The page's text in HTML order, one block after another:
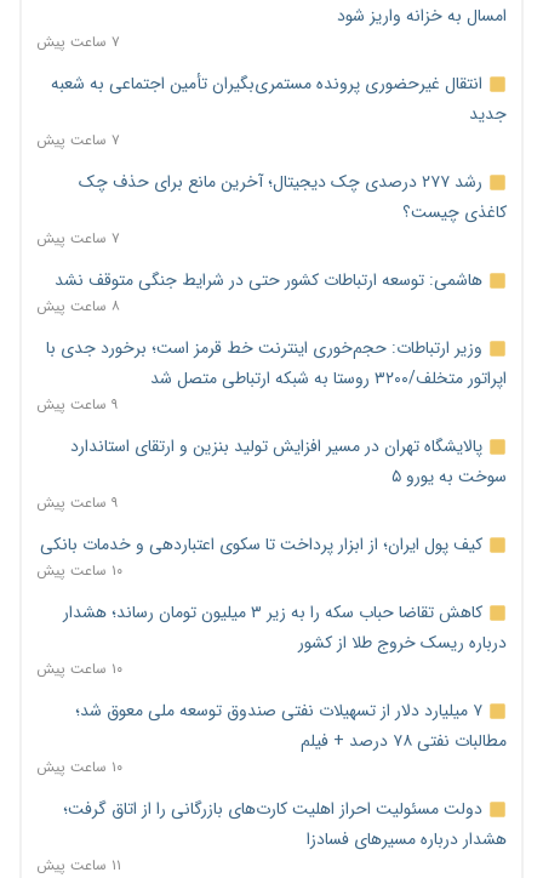
امسال به خزانه واریز شود
۷ ساعت پیش
انتقال غیرحضوری پرونده مستمری‌بگیران تأمین اجتماعی به شعبه
جدید
۷ ساعت پیش
رشد ۲۷۷ درصدی چک دیجیتال؛ آخرین مانع برای حذف چک
کاغذی چیست؟
۷ ساعت پیش
هاشمی: توسعه ارتباطات کشور حتی در شرایط جنگی متوقف نشد
۸ ساعت پیش
وزیر ارتباطات: حجم‌خوری اینترنت خط قرمز است؛ برخورد جدی با
اپراتور متخلف/۳۲۰۰ روستا به شبکه ارتباطی متصل شد
۹ ساعت پیش
پالایشگاه تهران در مسیر افزایش تولید بنزین و ارتقای استاندارد
سوخت به یورو ۵
۹ ساعت پیش
کیف پول ایران؛ از ابزار پرداخت تا سکوی اعتباردهی و خدمات بانکی
۱۰ ساعت پیش
کاهش تقاضا حباب سکه را به زیر ۳ میلیون تومان رساند؛ هشدار
درباره ریسک خروج طلا از کشور
۱۰ ساعت پیش
۷ میلیارد دلار از تسهیلات نفتی صندوق توسعه ملی معوق شد؛
مطالبات نفتی ۷۸ درصد + فیلم
۱۰ ساعت پیش
دولت مسئولیت احراز اهلیت کارت‌های بازرگانی را از اتاق گرفت؛
هشدار درباره مسیرهای فسادزا
۱۱ ساعت پیش